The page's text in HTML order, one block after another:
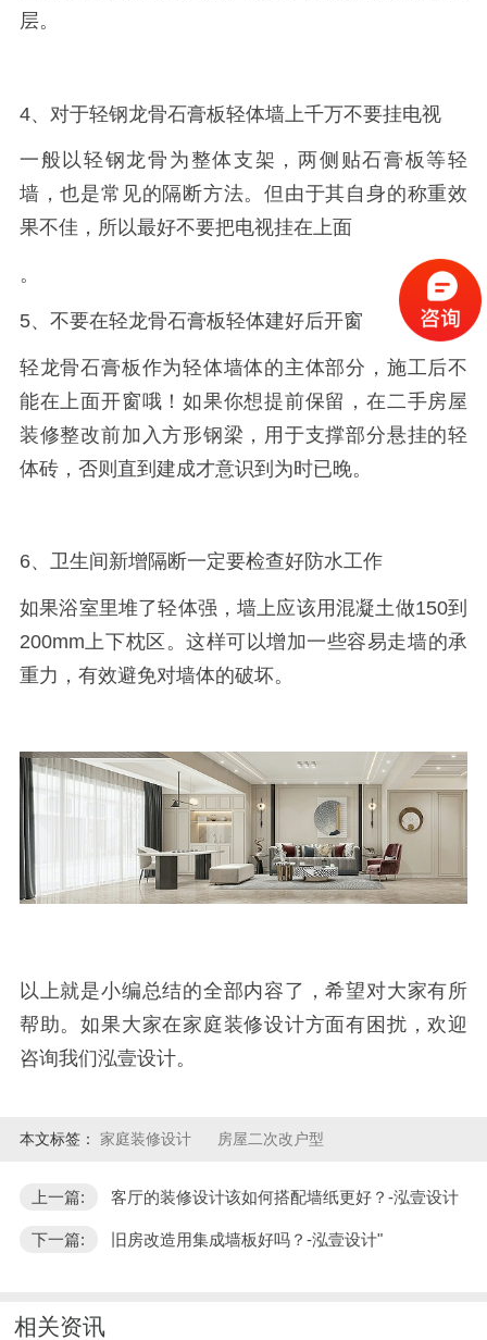
层。
4、对于轻钢龙骨石膏板轻体墙上千万不要挂电视
一般以轻钢龙骨为整体支架，两侧贴石膏板等轻
墙，也是常见的隔断方法。但由于其自身的称重效
果不佳，所以最好不要把电视挂在上面
。
5、不要在轻龙骨石膏板轻体建好后开窗
轻龙骨石膏板作为轻体墙体的主体部分，施工后不
能在上面开窗哦！如果你想提前保留，在二手房屋
装修整改前加入方形钢梁，用于支撑部分悬挂的轻
体砖，否则直到建成才意识到为时已晚。
6、卫生间新增隔断一定要检查好防水工作
如果浴室里堆了轻体强，墙上应该用混凝土做150到
200mm上下枕区。这样可以增加一些容易走墙的承
重力，有效避免对墙体的破坏。
以上就是小编总结的全部内容了，希望对大家有所
帮助。如果大家在家庭装修设计方面有困扰，欢迎
咨询我们泓壹设计。
本文标签： 家庭装修设计 房屋二次改户型
上一篇: 客厅的装修设计该如何搭配墙纸更好？-泓壹设计
下一篇: 旧房改造用集成墙板好吗？-泓壹设计"
相关资讯